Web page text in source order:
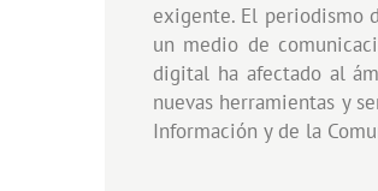
exigente. El periodismo
un medio de
digital ha afectado al
nuevas herramientas y
Información y de la